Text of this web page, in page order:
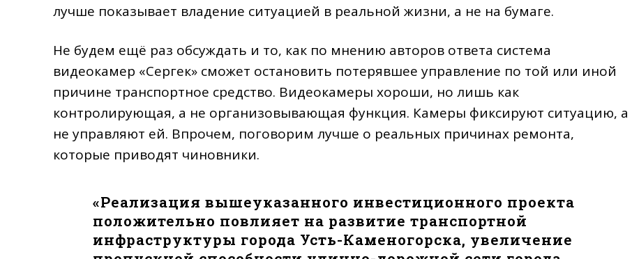
лучше показывает владение ситуацией в реальной жизни, а не на бумаге.
Не будем ещё раз обсуждать и то, как по мнению авторов ответа система
видеокамер «Сергек» сможет остановить потерявшее управление по той или иной
причине транспортное средство. Видеокамеры хороши, но лишь как
контролирующая, а не организовывающая функция. Камеры фиксируют ситуацию, а
не управляют ей. Впрочем, поговорим лучше о реальных причинах ремонта,
которые приводят чиновники.
«Реализация вышеуказанного инвестиционного проекта
положительно повлияет на развитие транспортной
инфраструктуры города Усть-Каменогорска, увеличение